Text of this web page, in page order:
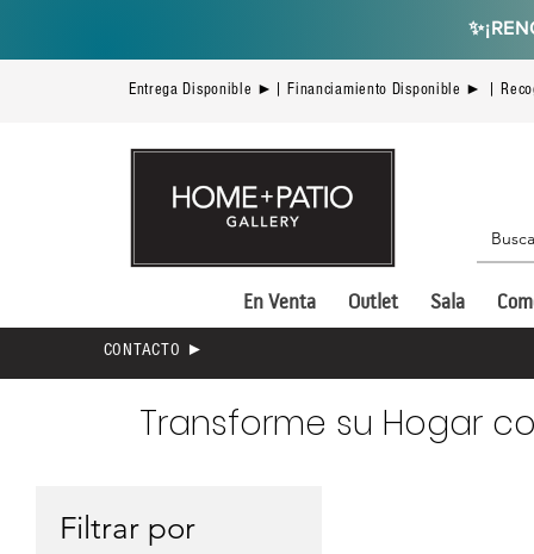
✨
Entrega Disponible ►| Financiamiento Disponible ► |
En Venta Outlet Sala
CONTACTO ►
Transforme su Hogar
Filtrar por